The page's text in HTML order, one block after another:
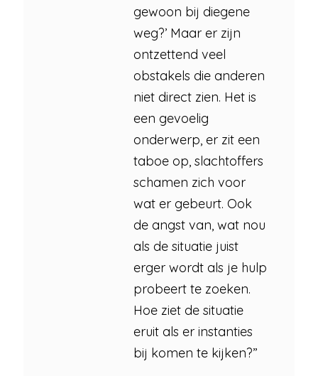
gewoon bij diegene
weg?’ Maar er zijn
ontzettend veel
obstakels die anderen
niet direct zien. Het is
een gevoelig
onderwerp, er zit een
taboe op, slachtoffers
schamen zich voor
wat er gebeurt. Ook
de angst van, wat nou
als de situatie juist
erger wordt als je hulp
probeert te zoeken.
Hoe ziet de situatie
eruit als er instanties
bij komen te kijken?”